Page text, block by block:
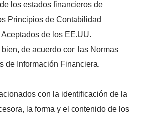
los estados financieros de
Principios de Contabilidad
de los EE.UU.
bien, de acuerdo con las Normas
de Información Financiera.
con la identificación de la
la forma y el contenido de los